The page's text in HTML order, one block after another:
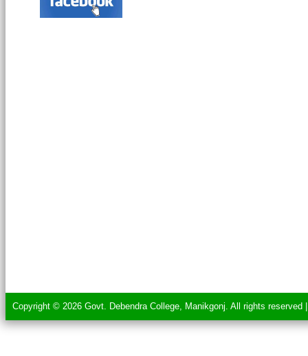
Copyright © 2026 Govt. Debendra College, Manikgonj. All rights reserved